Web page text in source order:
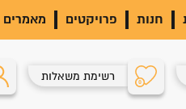
חנות פרויקטים מאמרים
0 רשימת משאלות